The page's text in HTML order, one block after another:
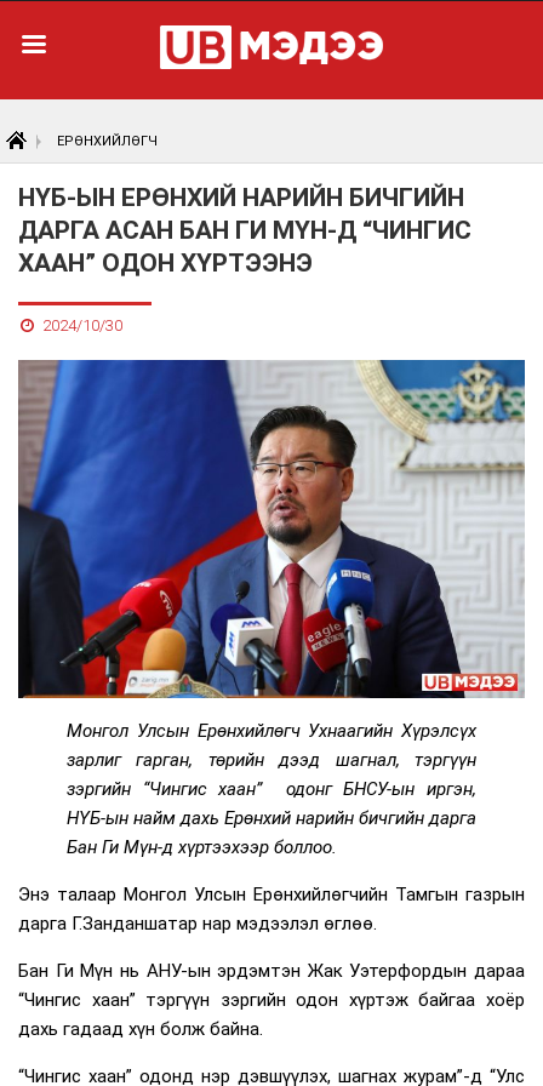
ЕРӨНХИЙЛӨГЧ
НҮБ-ЫН ЕРӨНХИЙ НАРИЙН БИЧГИЙН
ДАРГА АСАН БАН ГИ МҮН-Д “ЧИНГИС
ХААН” ОДОН ХҮРТЭЭНЭ
2024/10/30
Монгол Улсын Ерөнхийлөгч Ухнаагийн Хүрэлсүх
зарлиг гарган, төрийн дээд шагнал, тэргүүн
зэргийн “Чингис хаан” одонг БНСУ-ын иргэн,
НҮБ-ын найм дахь Ерөнхий нарийн бичгийн дарга
Бан Ги Мүн-д хүртээхээр боллоо.
Энэ талаар Монгол Улсын Ерөнхийлөгчийн Тамгын газрын
дарга Г.Занданшатар нар мэдээлэл өглөө.
Бан Ги Мүн нь АНУ-ын эрдэмтэн Жак Уэтерфордын дараа
“Чингис хаан” тэргүүн зэргийн одон хүртэж байгаа хоёр
дахь гадаад хүн болж байна.
“Чингис хаан” одонд нэр дэвшүүлэх, шагнах журам”-д “Улс